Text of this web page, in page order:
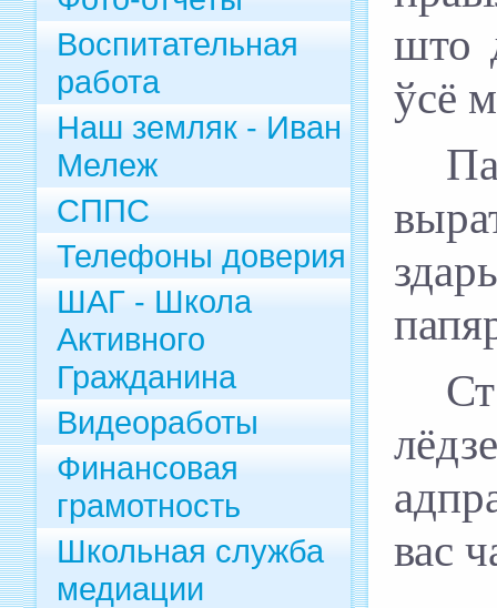
Воспитательная
работа
Наш земляк - Иван
Мележ
СППС
Телефоны доверия
ШАГ - Школа
Активного
Гражданина
Видеоработы
Финансовая
грамотность
Школьная служба
медиации
што
ўсё
вы
вас